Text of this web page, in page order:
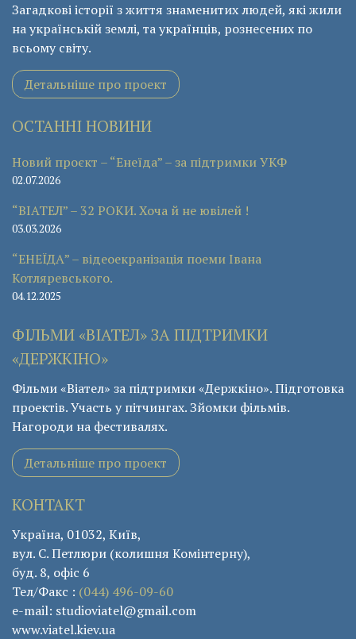
Загадкові історії з життя знаменитих людей, які жили
на українській землі, та українців, рознесених по
всьому світу.
Детальніше про проект
ОСТАННІ НОВИНИ
Новий проєкт – “Енеїда” – за підтримки УКФ
02.07.2026
“ВІАТЕЛ” – 32 РОКИ. Хоча й не ювілей !
03.03.2026
“ЕНЕЇДА” – відеоекранізація поеми Івана
Котляревського.
04.12.2025
ФІЛЬМИ «ВІАТЕЛ» ЗА ПІДТРИМКИ
«ДЕРЖКІНО»
Фільми «Віател» за підтримки «Держкіно». Підготовка
проектів. Участь у пітчингах. Зйомки фільмів.
Нагороди на фестивалях.
Детальніше про проект
КОНТАКТ
Україна, 01032, Київ,
вул. С. Петлюри (колишня Комінтерну),
буд. 8, офіс 6
Тел/Факс : (044) 496-09-60
e-mail: studioviatel@gmail.com
www.viatel.kiev.ua